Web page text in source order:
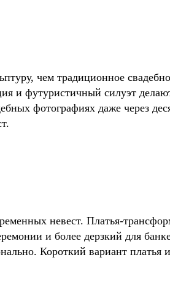
чем традиционное
и футуристичный силуэт
фотографиях даже через
невест. Платья-
и более дерзкий для
Короткий вариант платья